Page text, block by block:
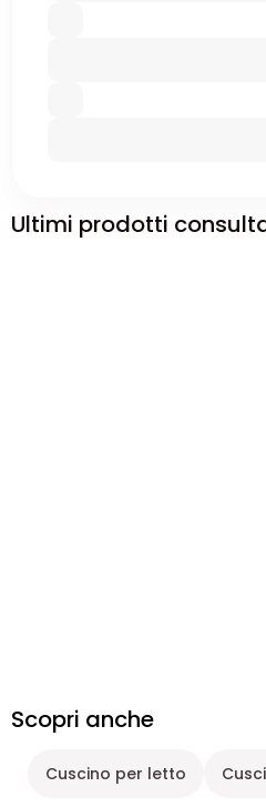
Ultimi prodotti
Scopri anche
Cuscino per letto